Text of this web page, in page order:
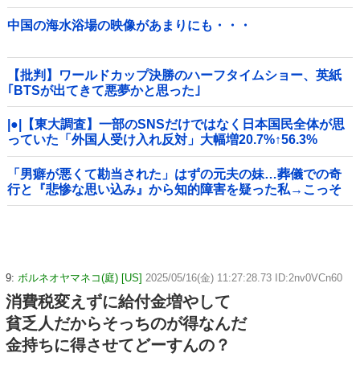
中国の海水浴場の映像があまりにも・・・
【批判】ワールドカップ決勝のハーフタイムショー、英紙
｢BTSが出てきて悪夢かと思った｣
|●|【東大調査】一部のSNSだけではなく日本国民全体が思
っていた「外国人受け入れ反対」大幅増20.7%↑56.3%
「男癖が悪くて勘当された」はずの元夫の妹…葬儀での奇
行と『悲惨な思い込み』から知的障害を疑った私→こっそ
り病院へ誘導し行政保護させた話
9: ボルネオヤマネコ(庭) [US] 2025/05/16(金) 11:27:28.73 ID:2nv0VCn60
消費税変えずに給付金増やして
貧乏人だからそっちのが得なんだ
金持ちに得させてどーすんの？